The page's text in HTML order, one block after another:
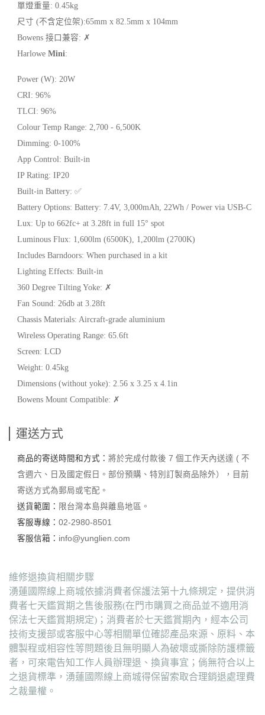
單燈重量: 0.45kg
尺寸 (不含定位架):65mm x 82.5mm x 104mm
Bowens 接口兼容: ✗
Harlowe Mini:
Power (W): 20W
CRI: 96%
TLCI: 96%
Colour Temp Range: 2,700 - 6,500K
Dimming: 0-100%
App Control: Built-in
IP Rating: IP20
Built-in Battery: ✅
Battery Options: Battery: 7.4V, 3,000mAh, 22Wh / Power via USB-C
Lux: Up to 662fc+ at 3.28ft in full 15° spot
Luminous Flux: 1,600lm (6500K), 1,200lm (2700K)
Includes Barndoors: When purchased in a kit
Lighting Effects: Built-in
360 Degree Tilting Yoke: ✗
Fan Sound: 26db at 3.28ft
Chassis Materials: Aircraft-grade aluminium
Wireless Operating Range: 65.6ft
Screen: LCD
Weight: 0.45kg
Dimensions (without yoke): 2.56 x 3.25 x 4.1in
Bowens Mount Compatible: ✗
運送方式
商品的寄送時間和方式： 將於完成付款後 7 個工作天內送達 ( 不
含週六、日及國定假日。部份預購、特別訂製商品除外），目前
寄送方式為郵局或宅配。
送貨範圍： 限台灣本島與離島地區。
客服專線： 02-2980-8501
客服信箱： info@yunglien.com
維修退換貨相關步驟
湧蓮國際線上商城依據消費者保護法第十九條規定，提供消
費者七天鑑賞期之售後服務(在門市購買之商品並不適用消
保法七天鑑賞期規定)；消費者於七天鑑賞期內，經本公司
技術支援部或客服中心等相關單位確認產品來源、原料、本
體製程或相容性等問題後且無明顯人為破壞或撕除防護標籤
者，可來電告知工作人員辦理退、換貨事宜；倘無符合以上
之退貨標準，湧蓮國際線上商城得保留索取合理銷退處理費
之裁量權。